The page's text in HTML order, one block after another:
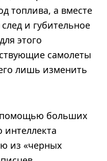
топлива, а вместе
и губительное
этого
самолеты
лишь изменить
помощью больших
интеллекта
из «черных